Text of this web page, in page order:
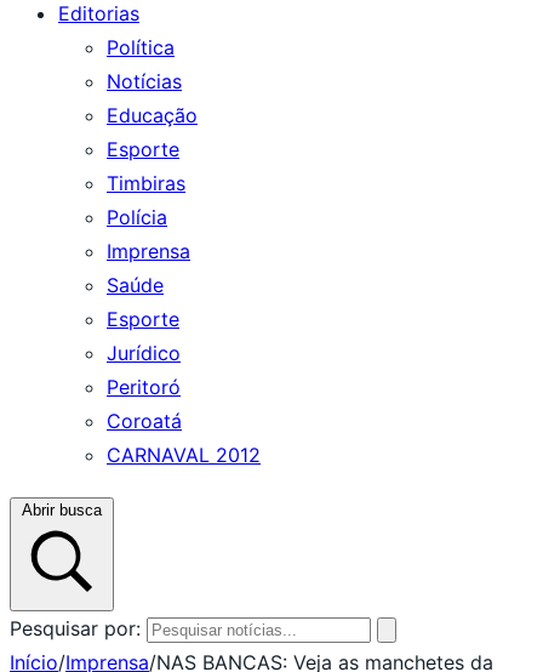
Editorias
Política
Notícias
Educação
Esporte
Timbiras
Polícia
Imprensa
Saúde
Esporte
Jurídico
Peritoró
Coroatá
CARNAVAL 2012
Abrir busca
Pesquisar por:
Início/Imprensa/NAS BANCAS: Veja as manchetes da